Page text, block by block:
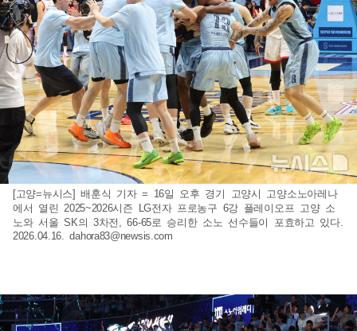
[고양=뉴시스] 배훈식 기자 = 16일 오후 경기 고양시 고양소노아레나
에서 열린 2025~2026시즌 LG전자 프로농구 6강 플레이오프 고양 소
노와 서울 SK의 3차전, 66-65로 승리한 소노 선수들이 포효하고 있다.
2026.04.16.dahora83@newsis.com